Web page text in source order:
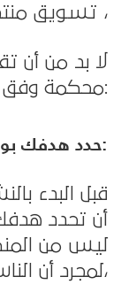
تسويق منتجك عبر انستقرام ،
لا بد من أن
محكمة وفق الخطوات الأساسية لذلك وهي:
1 _ حدد هدفك بوضوح على انستقرام:
قبل البدء
أن تحدد
ليس من
لمجرد أن الناس يفعلون ذلك،